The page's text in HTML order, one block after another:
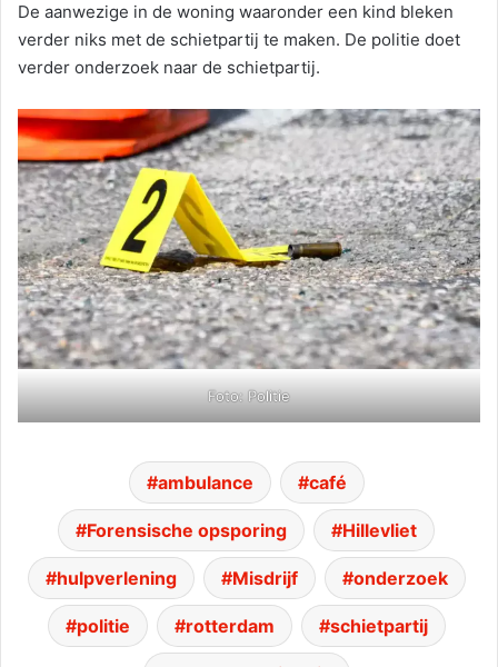
De aanwezige in de woning waaronder een kind bleken
verder niks met de schietpartij te maken. De politie doet
verder onderzoek naar de schietpartij.
Foto: Politie
ambulance café
Forensische opsporing Hillevliet
hulpverlening Misdrijf onderzoek
politie rotterdam schietpartij